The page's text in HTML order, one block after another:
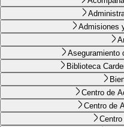
Admisiones
Aseguramiento
Biblioteca
Centro de
Centro de